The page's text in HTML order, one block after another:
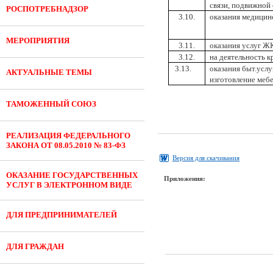
РОСПОТРЕБНАДЗОР
МЕРОПРИЯТИЯ
АКТУАЛЬНЫЕ ТЕМЫ
ТАМОЖЕННЫЙ СОЮЗ
РЕАЛИЗАЦИЯ ФЕДЕРАЛЬНОГО
ЗАКОНА ОТ 08.05.2010 № 83-ФЗ
ОКАЗАНИЕ ГОСУДАРСТВЕННЫХ
УСЛУГ В ЭЛЕКТРОННОМ ВИДЕ
ДЛЯ ПРЕДПРИНИМАТЕЛЕЙ
ДЛЯ ГРАЖДАН
связи, подвижной
3.10.
оказания
3.11.
оказания услуг
3.12.
на деятельность
3.13.
оказания
изготовление
Версия для скачивания
Приложения: